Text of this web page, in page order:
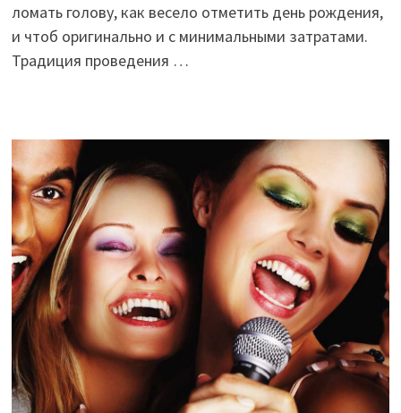
ломать голову, как весело отметить день рождения,
и чтоб оригинально и с минимальными затратами.
Традиция проведения …